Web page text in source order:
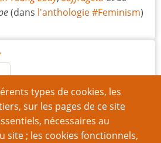
types de cookies, les
sur les pages de ce site
nécessaires au
site ; les cookies fonctionnels,
(dans l'anthologie #Feminism)